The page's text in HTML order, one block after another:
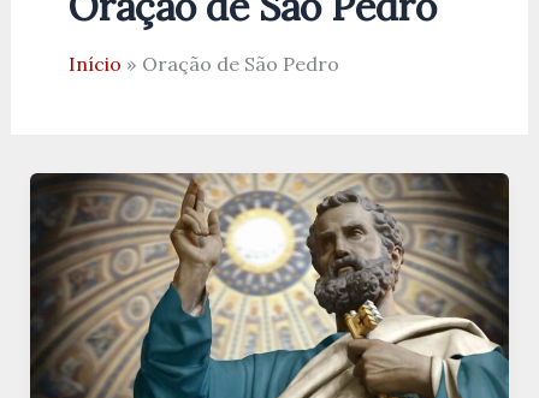
Início Oração de São Pedro